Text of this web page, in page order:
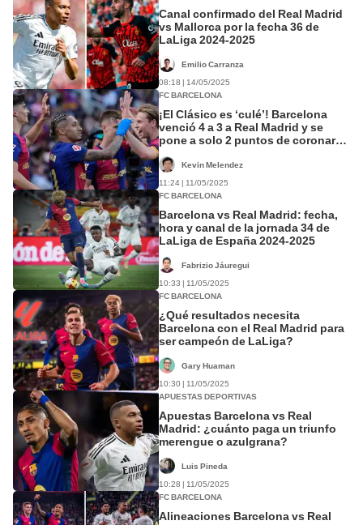
Canal confirmado del Real Madrid
vs Mallorca por la fecha 36 de
LaLiga 2024-2025
Emilio Carranza
08:18 | 14/05/2025
FC BARCELONA
¡El Clásico es ‘culé’! Barcelona
venció 4 a 3 a Real Madrid y se
pone a solo 2 puntos de coronarse
Kevin Melendez
11:24 | 11/05/2025
FC BARCELONA
Barcelona vs Real Madrid: fecha,
hora y canal de la jornada 34 de
LaLiga de España 2024-2025
Fabrizio Jáuregui
10:33 | 11/05/2025
FC BARCELONA
¿Qué resultados necesita
Barcelona con el Real Madrid para
ser campeón de LaLiga?
Gary Huaman
10:30 | 11/05/2025
APUESTAS DEPORTIVAS
Apuestas Barcelona vs Real
Madrid: ¿cuánto paga un triunfo
merengue o azulgrana?
Luis Pineda
10:28 | 11/05/2025
FC BARCELONA
Alineaciones Barcelona vs Real